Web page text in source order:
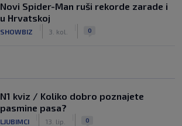
Novi Spider-Man ruši rekorde zarade i
u Hrvatskoj
SHOWBIZ 3. kol. 0
N1 kviz / Koliko dobro poznajete
pasmine pasa?
LJUBIMCI 13. lip. 0